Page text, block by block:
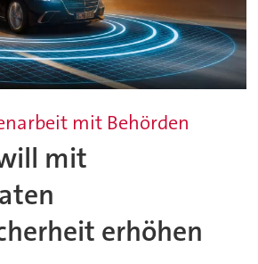
mit Behörden
mit
erhöhen